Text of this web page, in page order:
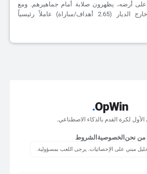
على أرضه، يظهرون صلابة أمام جماهيرهم. ومع
ذلك، يظل أداؤهم خارج الديار (2.65 أهداف/مباراة) عاملاً رئيسياً
OpWin
.
الأول لكرة القدم بالذكاء الاصطناعي.
من نحن الخصوصية الشروط
مبني على الإحصائيات. يرجى اللعب بمسؤولية.